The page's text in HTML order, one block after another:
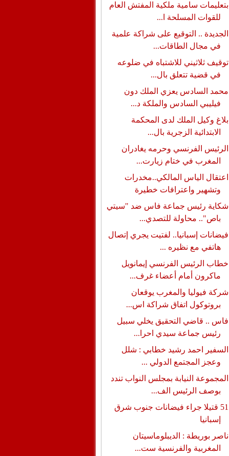
بتعليمات سامية ملكية المفتش العام
للقوات المسلحة ا...
الجديدة .. التوقيع على شراكة علمية
في مجال الطاقات...
توقيف ثلاثيني للاشتباه في ضلوعه
في قضية تتعلق بال...
محمد السادس يعزي الملك دون
فيليبي السادس والملكة د...
بلاغ وكيل الملك لدى المحكمة
الابتدائية الزجرية بال...
الرئيس الفرنسي وحرمه يغادران
المغرب في ختام زيارت...
اعتقال الياس المالكي..مخدرات
وتشهير واعترافات خطيرة
شكاية رئيس جماعة فاس ضد "سيتي
باص".. محاولة للتصدي...
فيضانات إسبانيا.. لفتيت يجري إتصال
هاتفي مع نظيره ...
خطاب الرئيس الفرنسي إيمانويل
ماكرون أمام أعضاء غرف...
شركة فيوليا والمغرب يوقعان
بروتوكول اتفاق شراكة اس...
فاس .. قاضي التحقيق يخلي سبيل
رئيس جماعة سيدي احرا...
السفير احمد رشيد خطابي : شلل
وعجز المجتمع الدولي ...
المجموعة النيابة بمجلس النواب تندد
بوصف الرئيس الف...
51 قتيلا جراء فيضانات جنوب شرق
إسبانيا
ناصر بوريطة : الديبلوماسيتان
المغربية والفرنسية ست...